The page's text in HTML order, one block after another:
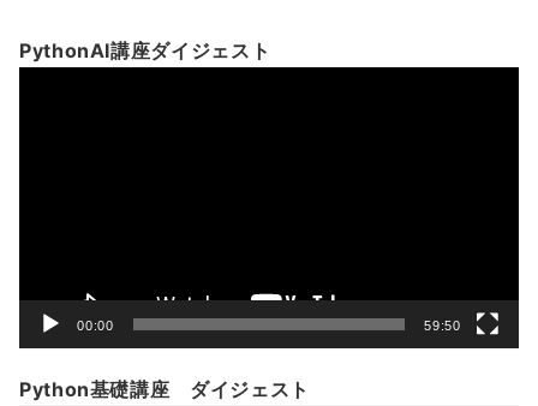
PythonAI講座ダイジェスト
00:00 59:50
Python基礎講座 ダイジェスト